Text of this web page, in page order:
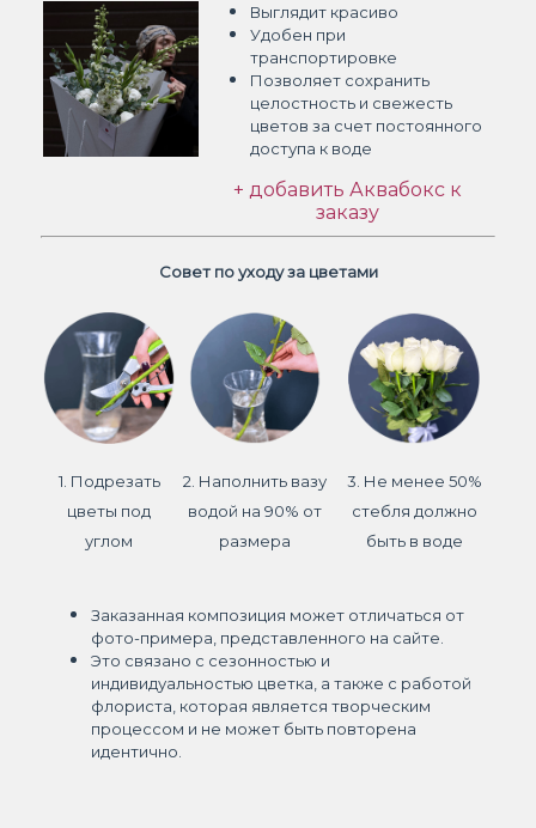
Выглядит красиво
Удобен при
транспортировке
Позволяет сохранить
целостность и свежесть
цветов за счет постоянного
доступа к воде
+ добавить Аквабокс к
заказу
Совет по уходу за цветами
1. Подрезать
цветы под
углом
2. Наполнить вазу
водой на 90% от
размера
3. Не менее 50%
стебля должно
быть в воде
Заказанная композиция может отличаться от
фото-примера, представленного на сайте.
Это связано с сезонностью и
индивидуальностью цветка, а также с работой
флориста, которая является творческим
процессом и не может быть повторена
идентично.